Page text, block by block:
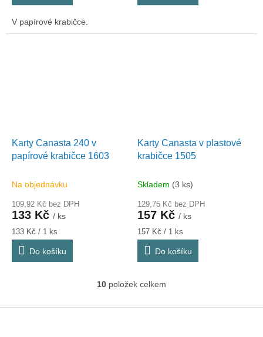
V papírové krabičce.
Karty Canasta 240 v
papírové krabičce 1603
Na objednávku
109,92 Kč bez DPH
133 Kč / ks
Měrná
cena:
133 Kč / 1 ks
Do košíku
Karty Canasta v plastové
krabičce 1505
Skladem (3 ks)
129,75 Kč bez DPH
157 Kč / ks
Měrná
cena:
157 Kč / 1 ks
Do košíku
O
l
10 položek celkem